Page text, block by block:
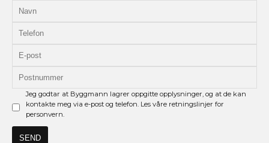
Jeg godtar at Byggmann lagrer oppgitte opplysninger, og at de kan
kontakte meg via e-post og telefon. Les våre retningslinjer for
personvern.